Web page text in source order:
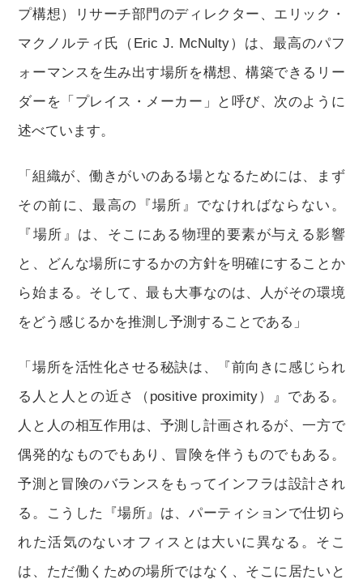
プ構想）リサーチ部門のディレクター、エリック・
マクノルティ氏（Eric J. McNulty）は、最高のパフ
ォーマンスを生み出す場所を構想、構築できるリー
ダーを「プレイス・メーカー」と呼び、次のように
述べています。
「組織が、働きがいのある場となるためには、まず
その前に、最高の『場所』でなければならない。
『場所』は、そこにある物理的要素が与える影響
と、どんな場所にするかの方針を明確にすることか
ら始まる。そして、最も大事なのは、人がその環境
をどう感じるかを推測し予測することである」
「場所を活性化させる秘訣は、『前向きに感じられ
る人と人との近さ（positive proximity）』である。
人と人の相互作用は、予測し計画されるが、一方で
偶発的なものでもあり、冒険を伴うものでもある。
予測と冒険のバランスをもってインフラは設計され
る。こうした『場所』は、パーティションで仕切ら
れた活気のないオフィスとは大いに異なる。そこ
は、ただ働くための場所ではなく、そこに居たいと